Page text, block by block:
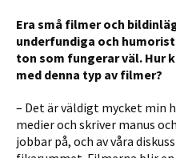
Era små filmer och
underfundiga och
ton som fungerar väl. Hur
med denna typ av filmer?
– Det är väldigt mycket min
medier och skriver manus
jobbar på, och av våra